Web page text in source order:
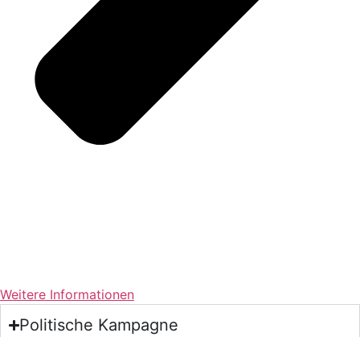
Weitere Informationen
Politische Kampagne